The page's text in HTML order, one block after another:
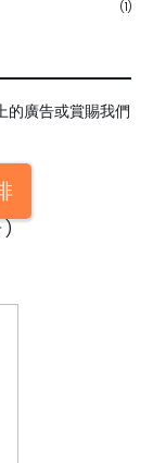
(1)
的廣告或賞賜我們
)